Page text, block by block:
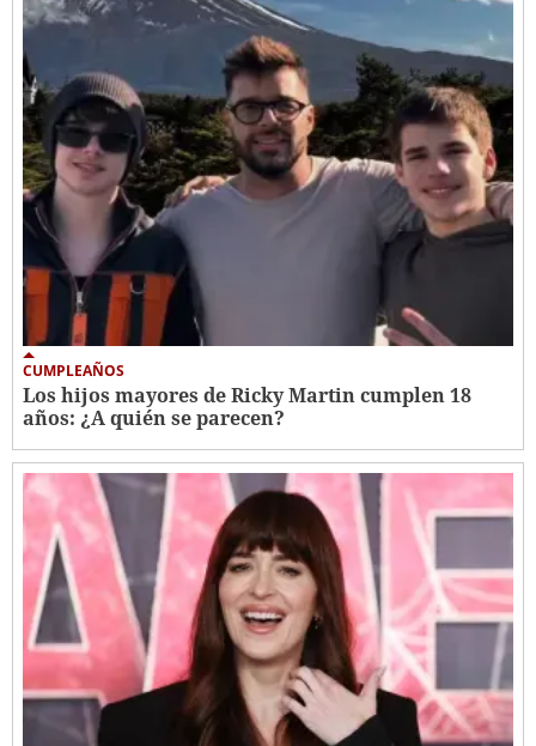
CUMPLEAÑOS
Los hijos mayores de Ricky Martin cumplen 18
años: ¿A quién se parecen?